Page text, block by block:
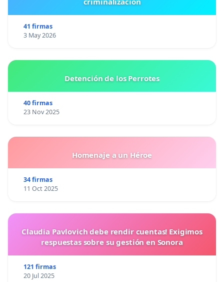
41 firmas
3 May 2026
Detención de los Perrotes
40 firmas
23 Nov 2025
Homenaje a un Héroe
34 firmas
11 Oct 2025
Claudia Pavlovich debe rendir cuentas! Exigimos
respuestas sobre su gestión en Sonora
121 firmas
20 Jul 2025